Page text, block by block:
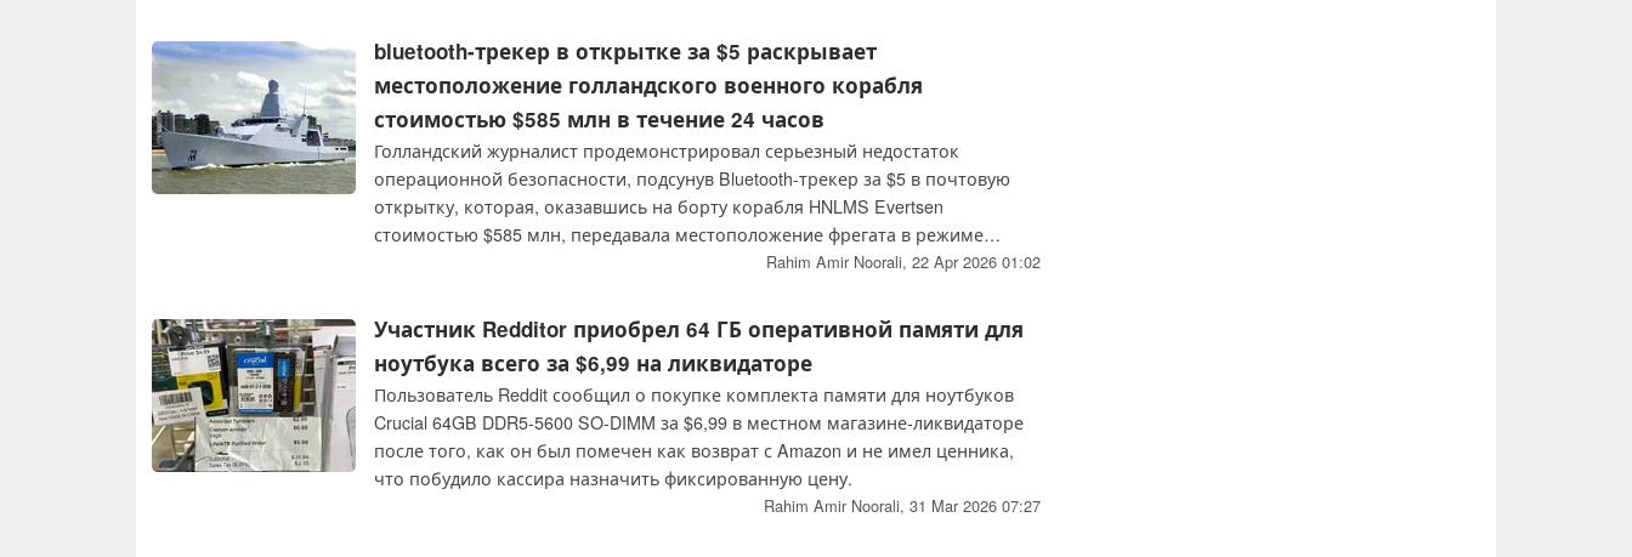
bluetooth-трекер в открытке за $5 раскрывает
местоположение голландского военного корабля
стоимостью $585 млн в течение 24 часов
Голландский журналист продемонстрировал серьезный недостаток
операционной безопасности, подсунув Bluetooth-трекер за $5 в почтовую
открытку, которая, оказавшись на борту корабля HNLMS Evertsen
стоимостью $585 млн, передавала местоположение фрегата в режиме
реального времени через краудсорсинговую сеть в течение примерно 24
конструкции трекера "телефон-пиявка", побудил Министерство обороны
Нидерландов запретить электронные открытки на батарейках и
возобновить тщательное изучение после аналогичных утечек информации
о местоположении, например, активности Strava на французском корабле
"Шарль де Голль".
Rahim Amir Noorali, 22 Apr 2026 01:02
Участник Redditor приобрел 64 ГБ оперативной памяти для
ноутбука всего за $6,99 на ликвидаторе
Пользователь Reddit сообщил о покупке комплекта памяти для ноутбуков
Crucial 64GB DDR5-5600 SO-DIMM за $6,99 в местном магазине-ликвидаторе
после того, как он был помечен как возврат с Amazon и не имел ценника,
что побудило кассира назначить фиксированную цену.
Rahim Amir Noorali, 31 Mar 2026 07:27